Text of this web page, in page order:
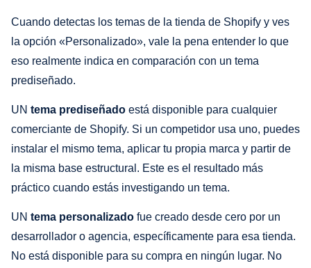
Cuando detectas los temas de la tienda de Shopify y ves
la opción «Personalizado», vale la pena entender lo que
eso realmente indica en comparación con un tema
prediseñado.
UN tema prediseñado está disponible para cualquier
comerciante de Shopify. Si un competidor usa uno, puedes
instalar el mismo tema, aplicar tu propia marca y partir de
la misma base estructural. Este es el resultado más
práctico cuando estás investigando un tema.
UN tema personalizado fue creado desde cero por un
desarrollador o agencia, específicamente para esa tienda.
No está disponible para su compra en ningún lugar. No